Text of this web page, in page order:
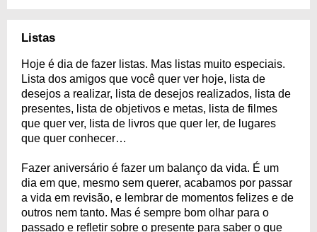
Listas
Hoje é dia de fazer listas. Mas listas muito especiais.
Lista dos amigos que você quer ver hoje, lista de
desejos a realizar, lista de desejos realizados, lista de
presentes, lista de objetivos e metas, lista de filmes
que quer ver, lista de livros que quer ler, de lugares
que quer conhecer…
Fazer aniversário é fazer um balanço da vida. É um
dia em que, mesmo sem querer, acabamos por passar
a vida em revisão, e lembrar de momentos felizes e de
outros nem tanto. Mas é sempre bom olhar para o
passado e refletir sobre o presente para saber o que